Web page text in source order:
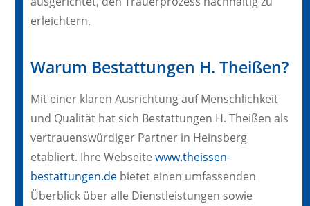
erleichtern.
Warum Bestattungen H. Theißen?
Mit einer klaren Ausrichtung auf Menschlichkeit
und Qualität hat sich Bestattungen H. Theißen als
vertrauenswürdiger Partner in Heinsberg
etabliert. Ihre Webseite www.theissen-
bestattungen.de bietet einen umfassenden
Überblick über alle Dienstleistungen sowie